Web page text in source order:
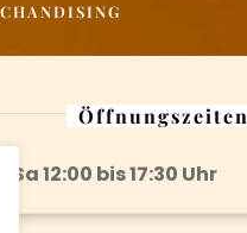
Öffnungszeiten
Sa 12:00 bis 17:30 Uhr